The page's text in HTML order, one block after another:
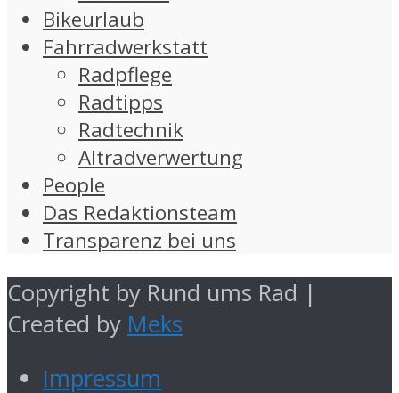
Bikeurlaub
Fahrradwerkstatt
Radpflege
Radtipps
Radtechnik
Altradverwertung
People
Das Redaktionsteam
Transparenz bei uns
Copyright by Rund ums Rad |
Created by Meks
Impressum